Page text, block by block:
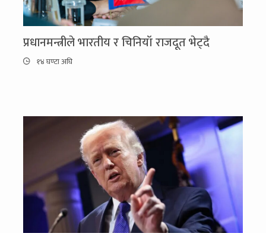
प्रधानमन्त्रीले भारतीय र चिनियाँ राजदूत भेट्दै
१४ घण्टा अघि